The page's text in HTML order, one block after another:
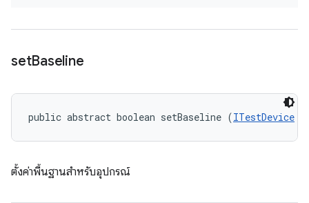
setBaseline
public abstract boolean setBaseline (ITestDevice
ตั้งค่าพื้นฐานสําหรับอุปกรณ์